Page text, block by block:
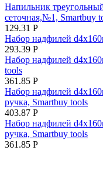
Напильник
сеточная,№1, Smartbuy
129.31 Р
Набор надфилей
293.39 Р
Набор надфилей
tools
361.85 Р
Набор надфилей
ручка, Smartbuy tools
403.87 Р
Набор надфилей
ручка, Smartbuy tools
361.85 Р